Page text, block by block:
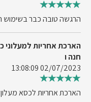
הרגשה טובה כבר בשימוש
הארכת אחריות למעלוני
חנה ו
02/07/2023 13:08:09
הארכת אחריות לכסא